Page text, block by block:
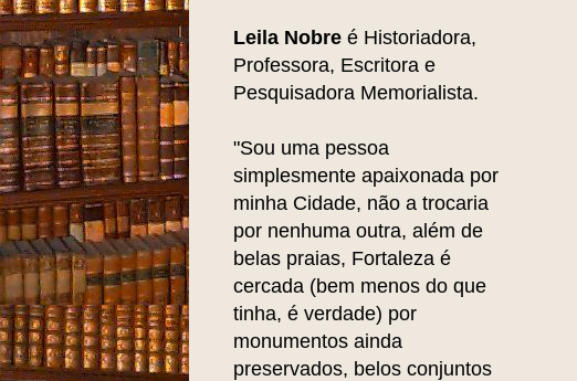
Leila Nobre é Historiadora,
Professora, Escritora e
Pesquisadora Memorialista.
"Sou uma pessoa
simplesmente apaixonada por
minha Cidade, não a trocaria
por nenhuma outra, além de
belas praias, Fortaleza é
cercada (bem menos do que
tinha, é verdade) por
monumentos ainda
preservados, belos conjuntos